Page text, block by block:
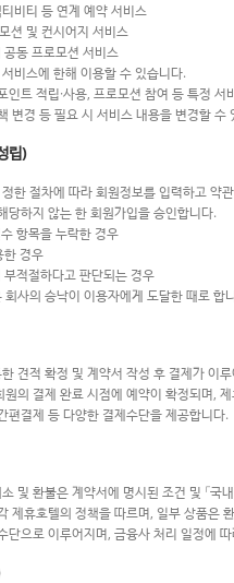
비티 등 연계 예약 서비스
션 및 컨시어지 서비스
동 프로모션 서비스
비스에 한해 이용할 수 있습니다.
트 적립·사용, 프로모션 참여 등 특정 서
변경 등 필요 시 서비스 내용을 변경할 수
립)
한 절차에 따라 회원정보를 입력하고 약
하지 않는 한 회원가입을 승인합니다.
항목을 누락한 경우
한 경우
적절하다고 판단되는 경우
사의 승낙이 이용자에게 도달한 때로 합
견적 확정 및 계약서 작성 후 결제가 이
의 결제 완료 시점에 예약이 확정되며,
결제 등 다양한 결제수단을 제공합니다.
및 환불은 계약서에 명시된 조건 및 「국
제휴호텔의 정책을 따르며, 일부 상품은
으로 이루어지며, 금융사 처리 일정에